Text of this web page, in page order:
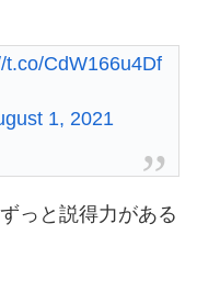
t.co/CdW166u4Df
1, 2021
っと説得力がある